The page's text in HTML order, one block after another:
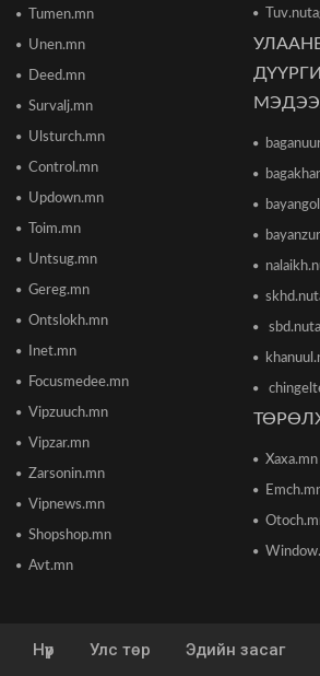
"The MongolZ" баг IEM
тэмцээнийг гуравдугаар
ТЦА: Согтуугаар
тээврийн хэрэгсэл
2026/06/16 12:47
өсөлтийн төсөөллөө
Европын Төв банк 2023
бодлогын хүүгээ өсгөжээ
2026/06/12 15:05
цацаж байгаа тул 10-14
цагаа өнгөрөөхгүй байхыг
Улаанбаатар хотын
Энэ сарын 15-наас 10
Tumen.mn
Unen.mn
Deed.mn
Survalj.mn
Ulsturch.mn
Control.mn
Updown.mn
Toim.mn
Untsug.mn
Gereg.mn
Ontslokh.mn
Inet.mn
Focusmedee.mn
Vipzuuch.mn
Vipzar.mn
Zarsonin.mn
Vipnews.mn
Shopshop.mn
Avt.mn
Xaxa.mn
Нүүр Улс төр Эдийн засаг